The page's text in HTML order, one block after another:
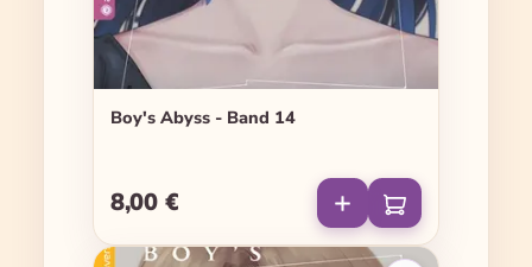
Boy's Abyss - Band 14
Regulärer Preis:
8,00 €